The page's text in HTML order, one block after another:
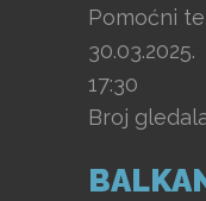
Pomoćni
30.03.2025.
17:30
Broj